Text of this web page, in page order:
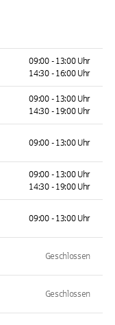
09:00 - 13:00 Uhr
14:30 - 16:00 Uhr
09:00 - 13:00 Uhr
14:30 - 19:00 Uhr
09:00 - 13:00 Uhr
09:00 - 13:00 Uhr
14:30 - 19:00 Uhr
09:00 - 13:00 Uhr
Geschlossen
Geschlossen